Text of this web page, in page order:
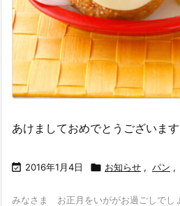
あけましておめでとうございます
 2016年1月4日  お知らせ , パン ,
みなさま お正月をいががお過ごしでし